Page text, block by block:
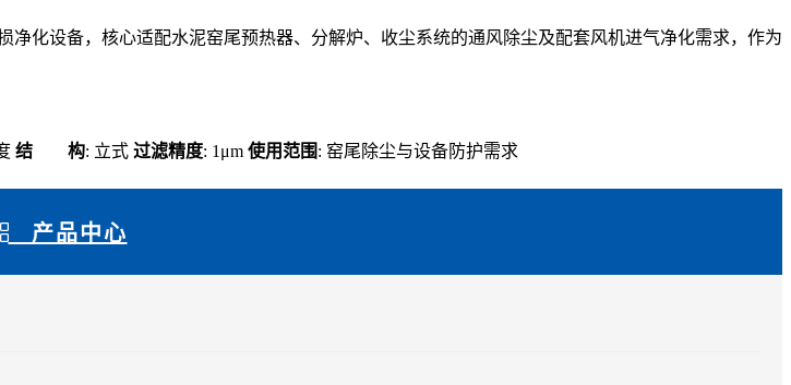
化设备，核心适配水泥窑尾预热器、分解炉、收尘系统的通风除尘及配套风机进气净化需求，作为
结 构: 立式 过滤精度: 1μm 使用范围: 窑尾除尘与设备防护需求
产品中心